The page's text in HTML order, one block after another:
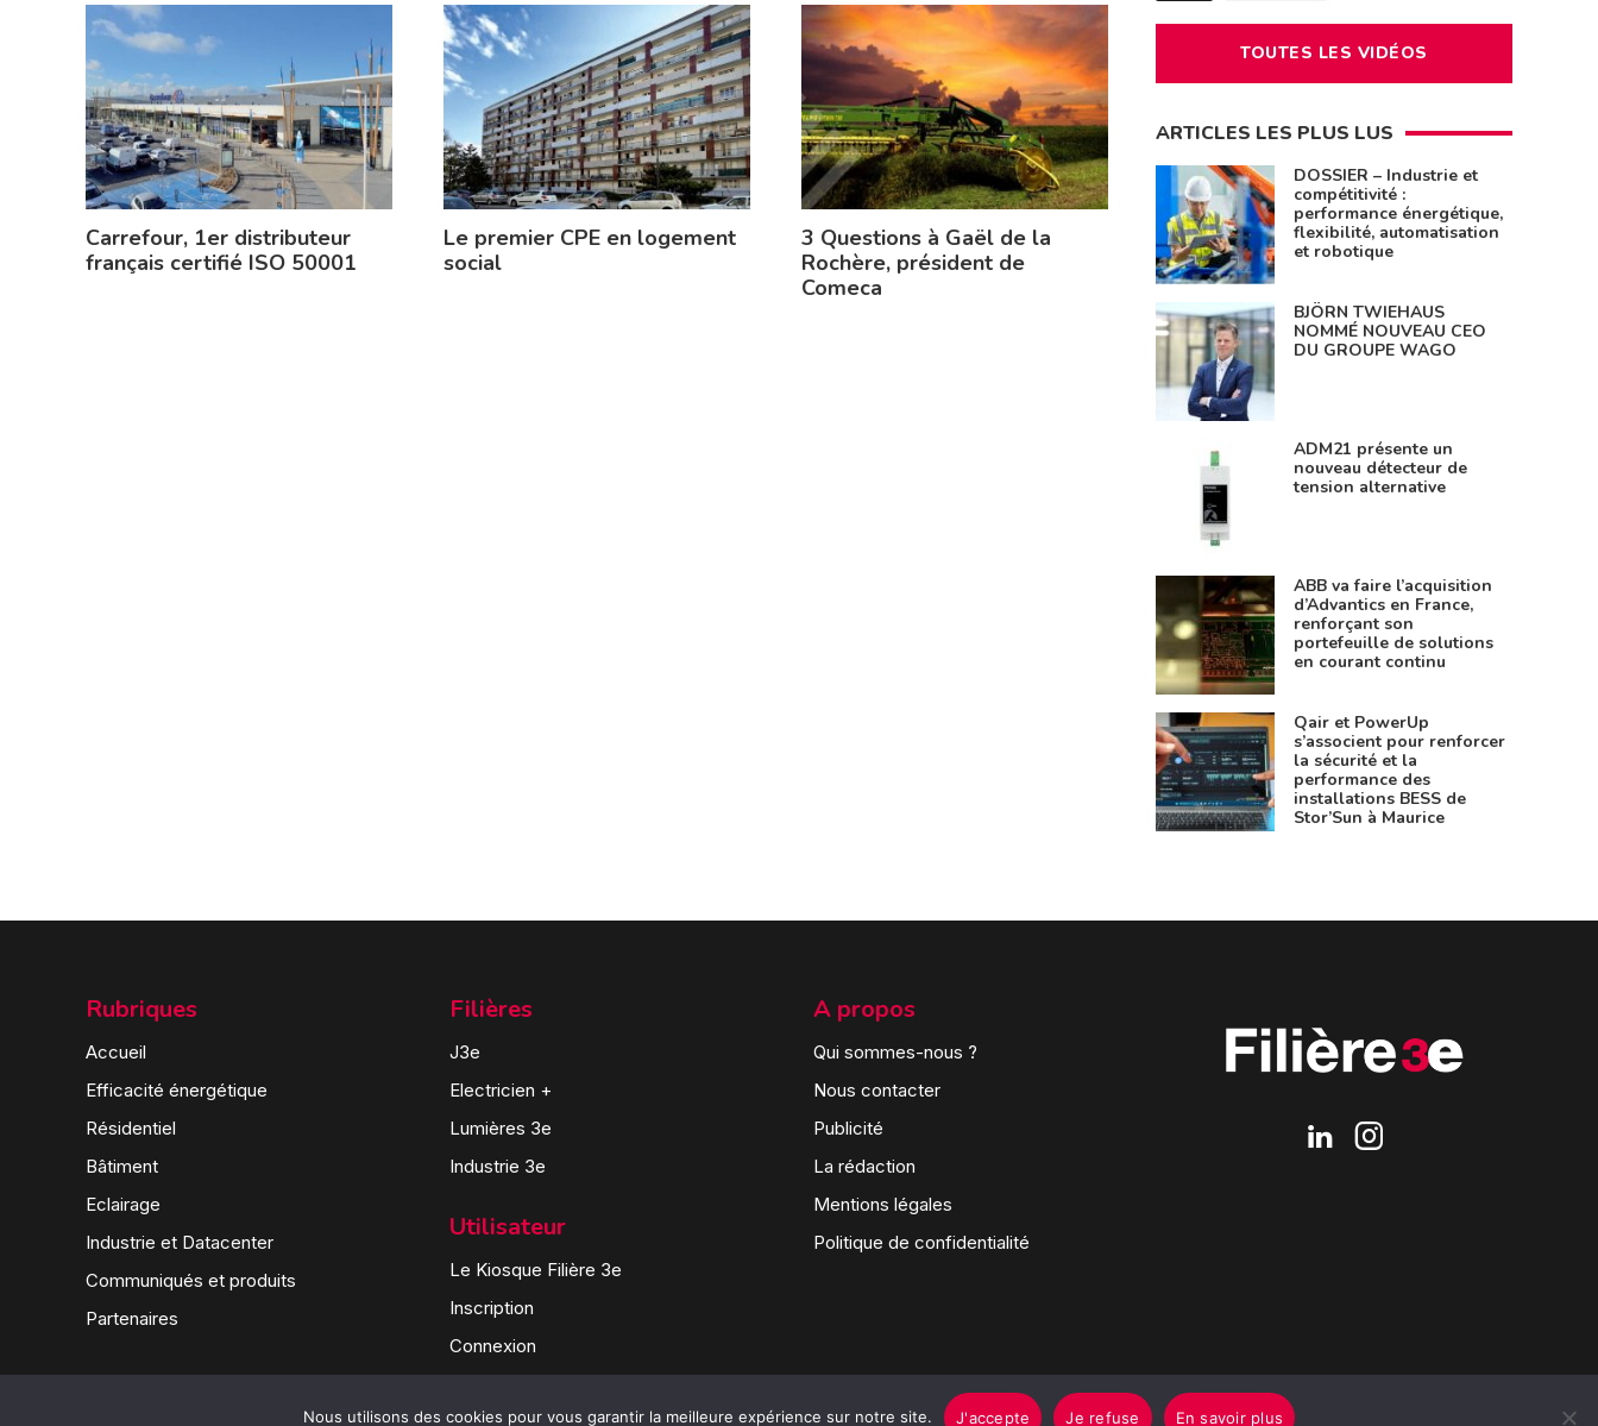
Carrefour, 1er distributeur
français certifié ISO 50001
Le premier CPE en logement
social
3 Questions à Gaël de la
Rochère, président de
Comeca
TOUTES LES VIDÉOS
ARTICLES LES PLUS LUS
DOSSIER – Industrie et
compétitivité :
performance énergétique,
flexibilité, automatisation
et robotique
BJÖRN TWIEHAUS
NOMMÉ NOUVEAU CEO
DU GROUPE WAGO
ADM21 présente un
nouveau détecteur de
tension alternative
ABB va faire l’acquisition
d’Advantics en France,
renforçant son
portefeuille de solutions
en courant continu
Qair et PowerUp
s’associent pour renforcer
la sécurité et la
performance des
installations BESS de
Stor’Sun à Maurice
Rubriques
Accueil
Efficacité énergétique
Résidentiel
Bâtiment
Eclairage
Industrie et Datacenter
Communiqués et produits
Partenaires
Filières
J3e
Electricien +
Lumières 3e
Industrie 3e
Utilisateur
Le Kiosque Filière 3e
Inscription
Connexion
A propos
Qui sommes-nous ?
Nous contacter
Publicité
La rédaction
Mentions légales
Politique de confidentialité
Nous utilisons des cookies pour vous garantir la meilleure expérience sur notre site. J'accepte Je refuse En savoir plus